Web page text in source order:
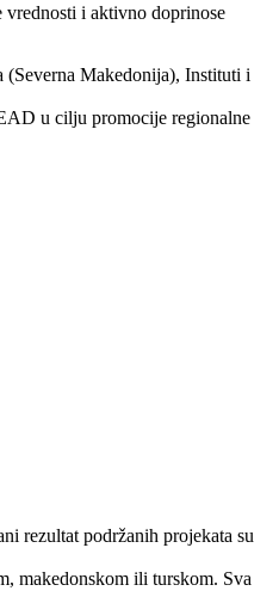
i aktivno doprinose
Makedonija), Instituti i
u cilju promocije regionalne
rezultat podržanih projekata su
makedonskom ili turskom. Sva